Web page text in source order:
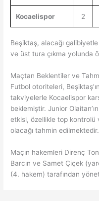
Kocaelispor 2
Beşiktaş, alacağı
ve üst tura çıkma yolunda
Maçtan Beklentiler ve
Futbol otoriteleri,
takviyelerle Kocaelispor
beklemiştir. Junior
etkisi, özellikle top kontrolü
olacağı tahmin edilmektedir.
Maçın hakemleri Direnç
Barcın ve Samet Çiçek
(4. hakem) tarafından